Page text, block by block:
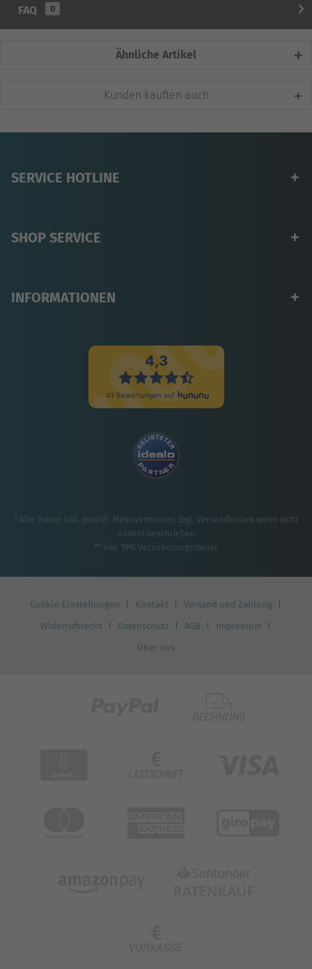
FAQ 0
Ähnliche Artikel
Kunden kauften auch
SERVICE HOTLINE
SHOP SERVICE
INFORMATIONEN
* Alle Preise inkl. gesetzl. Mehrwertsteuer, zzgl. Versandkosten wenn nicht
anders beschrieben
** inkl. 19% Versicherungssteuer
Cookie-Einstellungen Kontakt Versand und Zahlung
Widerrufsrecht Datenschutz AGB Impressum
Über uns